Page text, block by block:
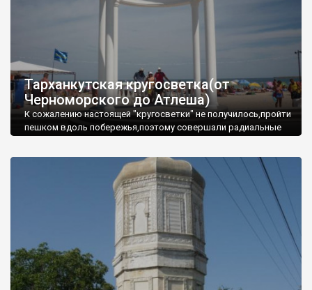
Тарханкутская кругосветка(от
Черноморского до Атлеша)
К сожалению настоящей "кругосветки" не получилось,пройти
пешком вдоль побережья,поэтому совершали радиальные